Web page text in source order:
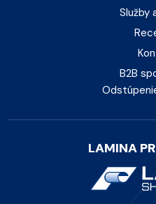
Služby
B2B
LAMINA